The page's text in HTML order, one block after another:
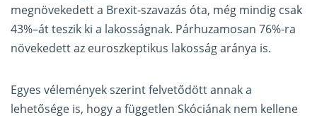
megnövekedett a Brexit-szavazás óta, még mindig csak
43%–át teszik ki a lakosságnak. Párhuzamosan 76%-ra
növekedett az euroszkeptikus lakosság aránya is.
Egyes vélemények szerint felvetődött annak a
lehetősége is, hogy a független Skóciának nem kellene